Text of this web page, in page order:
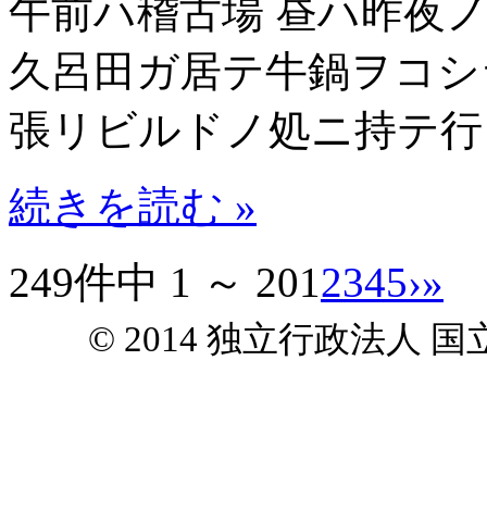
午前ハ稽古場 昼ハ昨夜
久呂田ガ居テ牛鍋ヲコ
張リビルドノ処ニ持テ
続きを読む »
249件中 1 ～ 2012345›»
© 2014 独立行政法人 国